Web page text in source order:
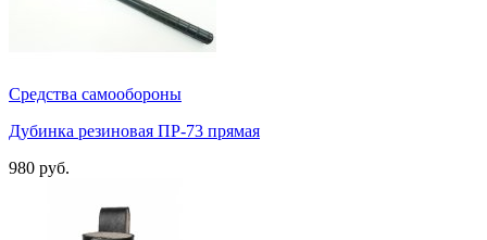
Средства самообороны
Дубинка резиновая ПР-73 прямая
980 руб.